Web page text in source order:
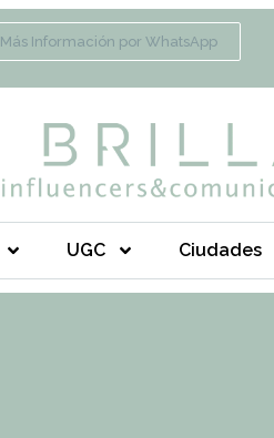
Más Información por WhatsApp
UGC Ciudades